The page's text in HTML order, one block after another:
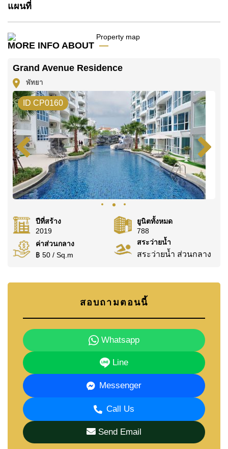
แผนที่
MORE INFO ABOUT
Grand Avenue Residence
พัทยา
ID CP0160
ปีที่สร้าง
2019
ยูนิตทั้งหมด
788
ค่าส่วนกลาง
฿ 50 / Sq.m
สระว่ายน้ำ
สระว่ายน้ำ ส่วนกลาง
สอบถามตอนนี้
Whatsapp
Line
Messenger
Call Us
Send Email